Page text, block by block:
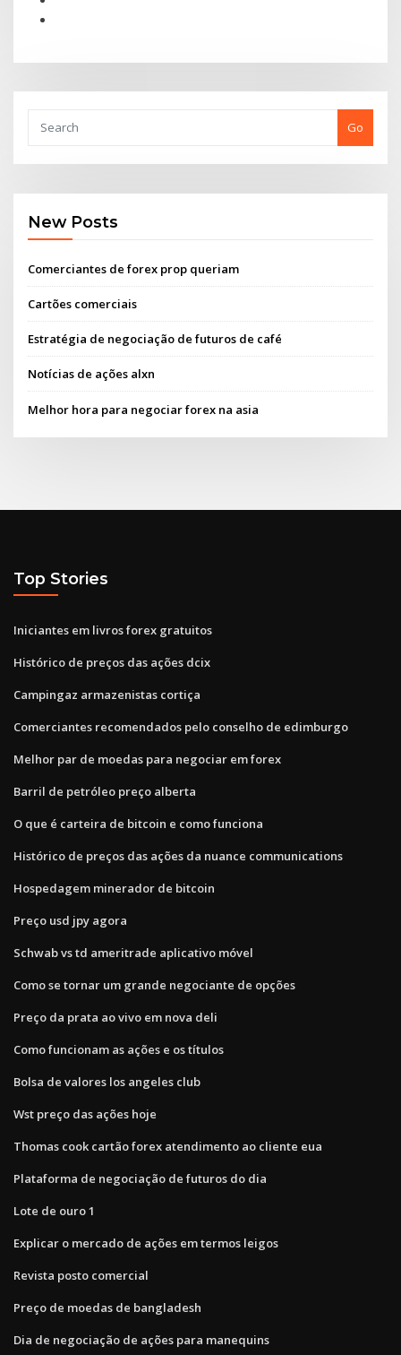
Go
New Posts
Comerciantes de forex prop queriam
Cartões comerciais
Estratégia de negociação de futuros de café
Notícias de ações alxn
Melhor hora para negociar forex na asia
Top Stories
Iniciantes em livros forex gratuitos
Histórico de preços das ações dcix
Campingaz armazenistas cortiça
Comerciantes recomendados pelo conselho de edimburgo
Melhor par de moedas para negociar em forex
Barril de petróleo preço alberta
O que é carteira de bitcoin e como funciona
Histórico de preços das ações da nuance communications
Hospedagem minerador de bitcoin
Preço usd jpy agora
Schwab vs td ameritrade aplicativo móvel
Como se tornar um grande negociante de opções
Preço da prata ao vivo em nova deli
Como funcionam as ações e os títulos
Bolsa de valores los angeles club
Wst preço das ações hoje
Thomas cook cartão forex atendimento ao cliente eua
Plataforma de negociação de futuros do dia
Lote de ouro 1
Explicar o mercado de ações em termos leigos
Revista posto comercial
Preço de moedas de bangladesh
Dia de negociação de ações para manequins